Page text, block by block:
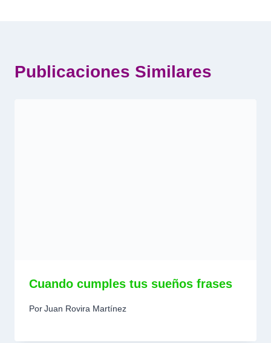
Publicaciones Similares
Cuando cumples tus sueños frases
PorJuan Rovira Martínez